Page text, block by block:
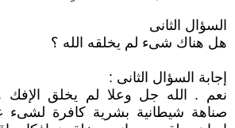
السؤال الثانى
هل هناك شىء لم يخلقه الله ؟
إجابة السؤال الثانى :
نعم . الله جل وعلا لم يخلق الإفك
صناهة شيطانية بشرية كافرة لشىء